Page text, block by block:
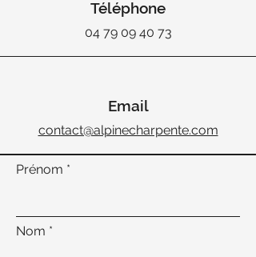
Téléphone
04 79 09 40 73
Email
contact@alpinecharpente.com
Prénom
Nom